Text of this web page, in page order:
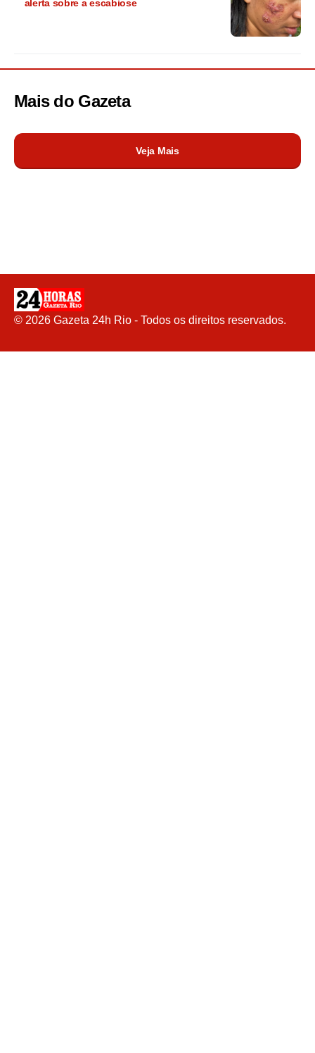
alerta sobre a escabiose
Mais do Gazeta
Veja Mais
© 2026 Gazeta 24h Rio - Todos os direitos reservados.